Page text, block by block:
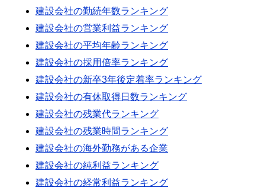
建設会社の勤続年数ランキング
建設会社の営業利益ランキング
建設会社の平均年齢ランキング
建設会社の採用倍率ランキング
建設会社の新卒3年後定着率ランキング
建設会社の有休取得日数ランキング
建設会社の残業代ランキング
建設会社の残業時間ランキング
建設会社の海外勤務がある企業
建設会社の純利益ランキング
建設会社の経常利益ランキング